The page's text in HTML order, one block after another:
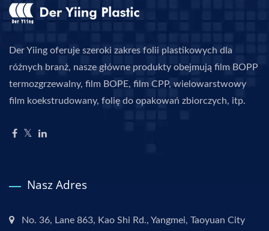
Der Yiing oferuje szeroki zakres folii plastikowych dla
różnych branż, nasze główne produkty obejmują film BOPP
termozgrzewalny, film BOPE, film CPP, wielowarstwowy
film koekstrudowany, folię do opakowań zbiorczych, itp.
Nasz Adres
No. 36, Lane 863, Kao Shi Rd., Yangmei, Taoyuan City